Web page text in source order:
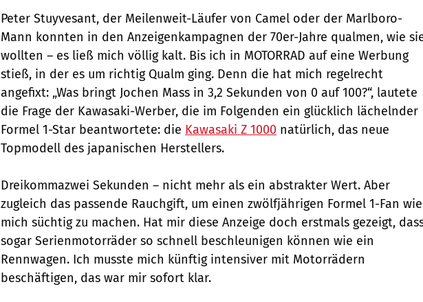
Peter Stuyvesant, der Meilenweit-Läufer von Camel oder der Marlboro-
Mann konnten in den Anzeigenkampagnen der 70er-Jahre qualmen, wie
wollten – es ließ mich völlig kalt. Bis ich in MOTORRAD auf eine Werbung
stieß, in der es um richtig Qualm ging. Denn die hat mich regelrecht
angefixt: „Was bringt Jochen Mass in 3,2 Sekunden von 0 auf 100?“, lautete
die Frage der Kawasaki-Werber, die im Folgenden ein glücklich lächelnder
Formel 1-Star beantwortete: die Kawasaki Z 1000 natürlich, das neue
Topmodell des japanischen Herstellers.
Dreikommazwei Sekunden – nicht mehr als ein abstrakter Wert. Aber
zugleich das passende Rauchgift, um einen zwölfjährigen Formel 1-Fan wie
mich süchtig zu machen. Hat mir diese Anzeige doch erstmals gezeigt,
sogar Serienmotorräder so schnell beschleunigen können wie ein
Rennwagen. Ich musste mich künftig intensiver mit Motorrädern
beschäftigen, das war mir sofort klar.